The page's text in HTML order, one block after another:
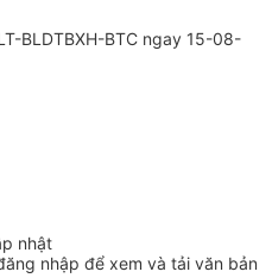
BLDTBXH-BTC ngay 15-08-
nhật
nhập để xem và tải văn bản